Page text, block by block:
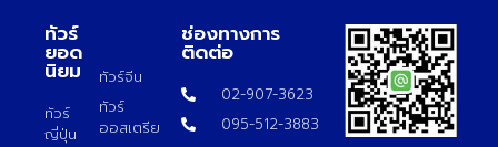
ทัวร์
ยอด
นิยม
ทัวร์
ญี่ปุ่น
ทัวร์จีน
ทัวร์
ออสเตรีย
ช่องทางการ
ติดต่อ
02-907-3623
095-512-3883